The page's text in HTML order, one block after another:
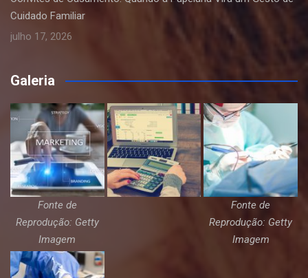
Cuidado Familiar
julho 17, 2026
Galeria
Fonte de
Reprodução: Getty
Imagem
Fonte de
Reprodução: Getty
Imagem